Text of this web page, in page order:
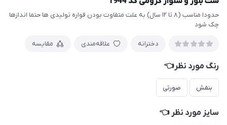
حدودا مناسب (۸ تا ۱۲ سال) به علت متفاوت بودن قواره تولیدی ها حتما اندازها
چک شود
دخترانه علاقه‌مندی مقایسه
رنگ مورد نظر👈
بنفش صورتی
سایز مورد نظر 👈